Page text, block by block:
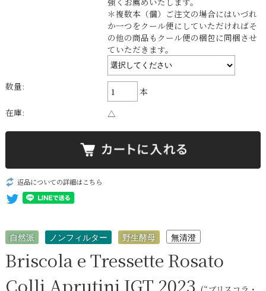
＊複数本（個）ご注文の場合にはいづれ
か一つをクール便にしていただければそ
の他の商品もクール便の梱包に同梱させ
ていただきます。
数量:
本
在庫:
△
返品についての詳細はこちら
自然派 ノンフィルター 野生酵母 無清澄
Briscola e Tressette Rosato
Colli Aprutini IGT 2023